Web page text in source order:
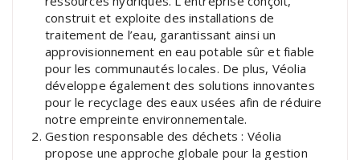
construit et exploite des installations de
traitement de l’eau, garantissant ainsi un
approvisionnement en eau potable sûr et fiable
pour les communautés locales. De plus, Véolia
développe également des solutions innovantes
pour le recyclage des eaux usées afin de réduire
notre empreinte environnementale.
Gestion responsable des déchets : Véolia
propose une approche globale pour la gestion